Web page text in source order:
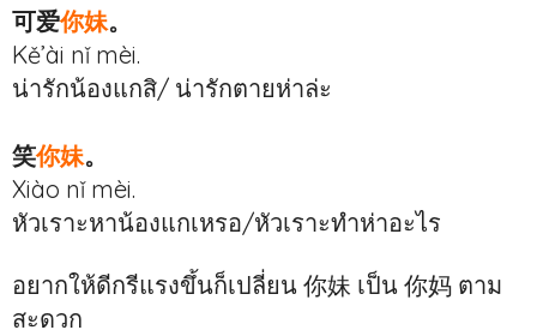
可爱你妹。
Kě’ài nǐ mèi.
น่ารักน้องแกสิ/ น่ารักตายห่าล่ะ
笑你妹。
Xiào nǐ mèi.
หัวเราะหาน้องแกเหรอ/หัวเราะทำห่าอะไร
อยากให้ดีกรีแรงขึ้นก็เปลี่ยน 你妹 เป็น 你妈 ตาม
สะดวก